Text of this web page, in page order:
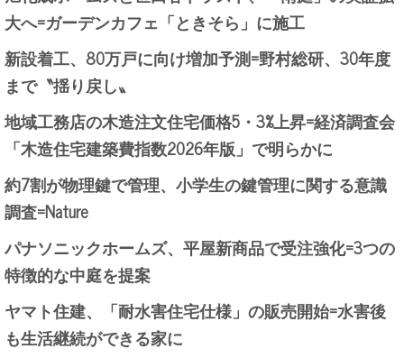
大へ=ガーデンカフェ「ときそら」に施工
新設着工、80万戸に向け増加予測=野村総研、30年度
まで〝揺り戻し〟
地域工務店の木造注文住宅価格5・3%上昇=経済調査会
「木造住宅建築費指数2026年版」で明らかに
約7割が物理鍵で管理、小学生の鍵管理に関する意識
調査=Nature
パナソニックホームズ、平屋新商品で受注強化=3つの
特徴的な中庭を提案
ヤマト住建、「耐水害住宅仕様」の販売開始=水害後
も生活継続ができる家に